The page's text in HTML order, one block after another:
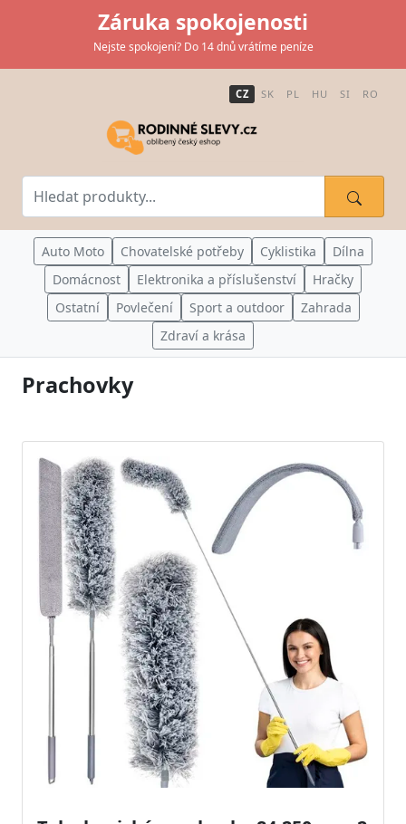
Záruka spokojenosti
Nejste spokojeni? Do 14 dnů vrátíme peníze
CZ SK PL HU SI RO
Auto Moto Chovatelské potřeby Cyklistika
Dílna
Domácnost
Elektronika a příslušenství
Hračky
Ostatní
Povlečení Sport a outdoor
Zahrada
Zdraví a krása
Prachovky